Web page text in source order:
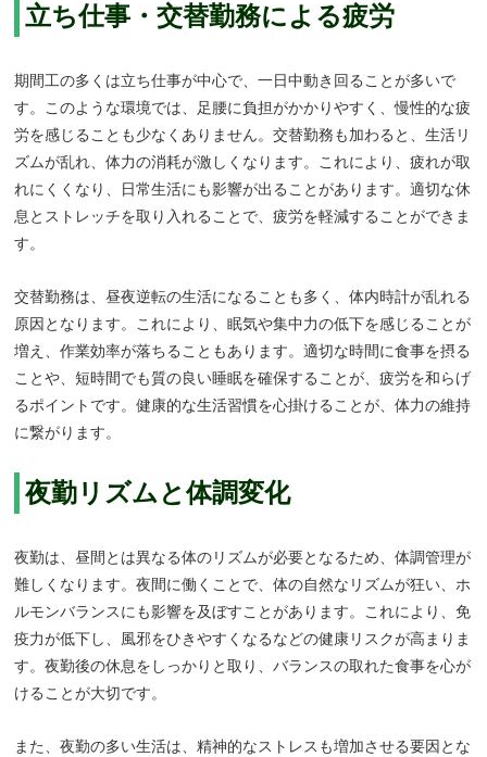
立ち仕事・交替勤務による疲労
期間工の多くは立ち仕事が中心で、一日中動き回ることが多いで
す。このような環境では、足腰に負担がかかりやすく、慢性的な疲
労を感じることも少なくありません。交替勤務も加わると、生活リ
ズムが乱れ、体力の消耗が激しくなります。これにより、疲れが取
れにくくなり、日常生活にも影響が出ることがあります。適切な休
息とストレッチを取り入れることで、疲労を軽減することができま
す。
交替勤務は、昼夜逆転の生活になることも多く、体内時計が乱れる
原因となります。これにより、眠気や集中力の低下を感じることが
増え、作業効率が落ちることもあります。適切な時間に食事を摂る
ことや、短時間でも質の良い睡眠を確保することが、疲労を和らげ
るポイントです。健康的な生活習慣を心掛けることが、体力の維持
に繋がります。
夜勤リズムと体調変化
夜勤は、昼間とは異なる体のリズムが必要となるため、体調管理が
難しくなります。夜間に働くことで、体の自然なリズムが狂い、ホ
ルモンバランスにも影響を及ぼすことがあります。これにより、免
疫力が低下し、風邪をひきやすくなるなどの健康リスクが高まりま
す。夜勤後の休息をしっかりと取り、バランスの取れた食事を心が
けることが大切です。
また、夜勤の多い生活は、精神的なストレスも増加させる要因とな